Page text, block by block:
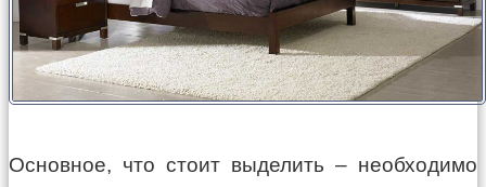
Основное, что стоит выделить – необходимо